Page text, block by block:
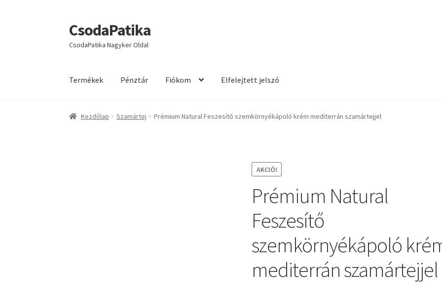
Ugrás
a
navigációhoz
Kilépés
a
tartalomba
CsodaPatika
CsodaPatika Nagyker Oldal
Termékek Pénztár Fiókom Elfelejtett jelszó
Kezdőlap Account Adatvédelmi Nyilatkozat ÁSZF Kosár Login Logout Members Password Reset
Kezdőlap Szamártej Prémium Natural Feszesítő szemkörnyékápoló krém mediterrán szamártejjel
AKCIÓ!
Prémium Natural
Feszesítő
szemkörnyékápoló
mediterrán szamártejjel